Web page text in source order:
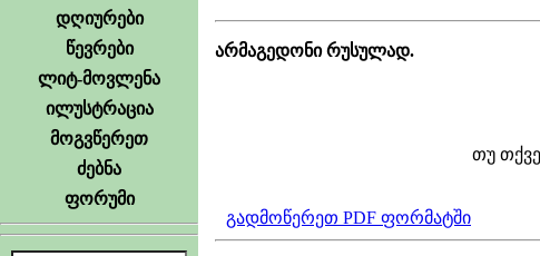
დღიურები
წევრები
ლიტ-მოვლენა
ილუსტრაცია
მოგვწერეთ
ძებნა
ფორუმი
არმაგედონი რუსულად.
თუ
გადმოწერეთ PDF ფორმატში